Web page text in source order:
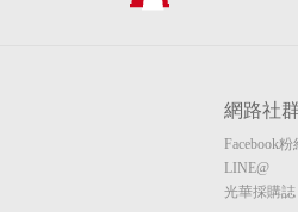
網路社
Facebook粉
LINE@
光華採購誌